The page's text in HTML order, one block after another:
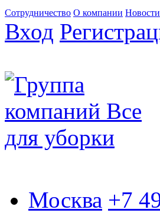
Сотрудничество О компании Новости
Вход
Москва +7